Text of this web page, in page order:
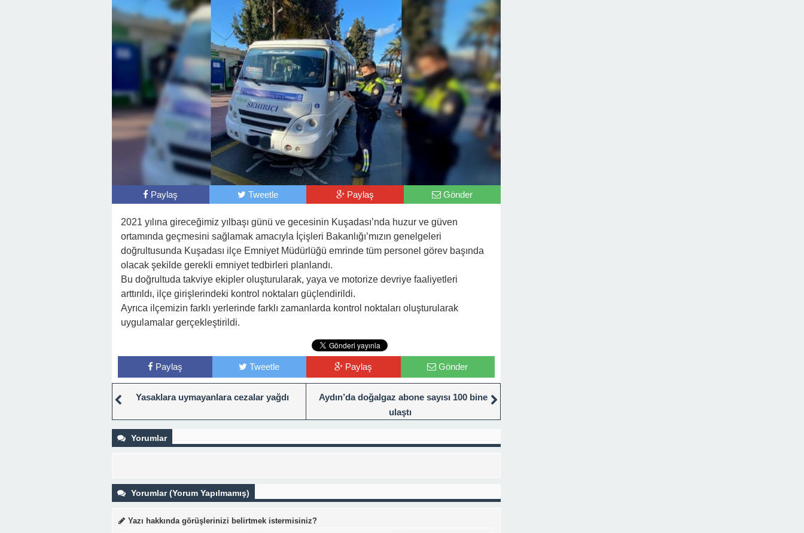
Paylaş Tweetle Paylaş Gönder
2021 yılına gireceğimiz yılbaşı günü ve gecesinin Kuşadası’nda huzur ve güven
ortamında geçmesini sağlamak amacıyla İçişleri Bakanlığı’mızın genelgeleri
doğrultusunda Kuşadası ilçe Emniyet Müdürlüğü emrinde tüm personel görev başında
olacak şekilde gerekli emniyet tedbirleri planlandı.
Bu doğrultuda takviye ekipler oluşturularak, yaya ve motorize devriye faaliyetleri
arttırıldı, ilçe girişlerindeki kontrol noktaları güçlendirildi.
Ayrıca ilçemizin farklı yerlerinde farklı zamanlarda kontrol noktaları oluşturularak
uygulamalar gerçekleştirildi.
Paylaş Tweetle Paylaş Gönder
Yasaklara uymayanlara cezalar yağdı
Aydın’da doğalgaz abone sayısı 100 bine
ulaştı
Yorumlar
Yorumlar (Yorum Yapılmamış)
Yazı hakkında görüşlerinizi belirtmek istermisiniz?